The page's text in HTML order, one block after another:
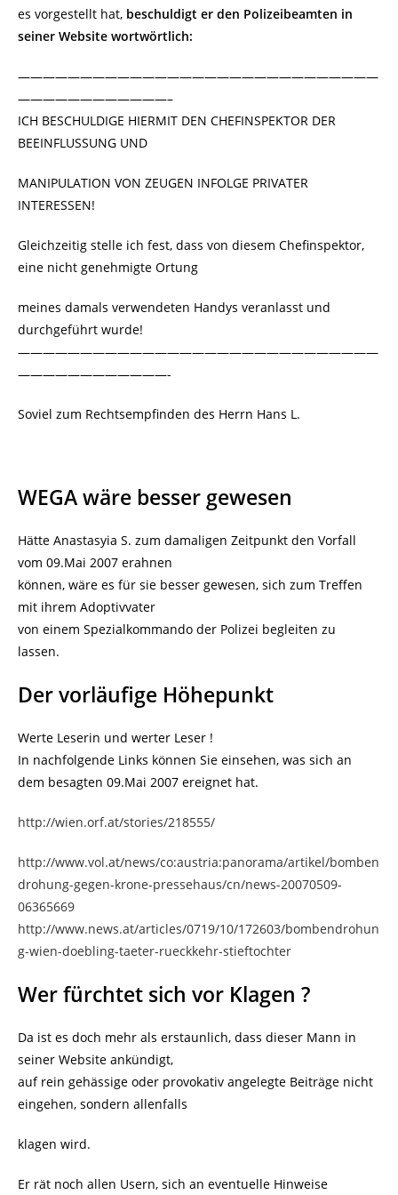
es vorgestellt hat, beschuldigt er den Polizeibeamten in
seiner Website wortwörtlich:
—————————————————————————————
————————————–
ICH BESCHULDIGE HIERMIT DEN CHEFINSPEKTOR DER
BEEINFLUSSUNG UND
MANIPULATION VON ZEUGEN INFOLGE PRIVATER
INTERESSEN!
Gleichzeitig stelle ich fest, dass von diesem Chefinspektor,
eine nicht genehmigte Ortung
meines damals verwendeten Handys veranlasst und
durchgeführt wurde!
—————————————————————————————
————————————-
Soviel zum Rechtsempfinden des Herrn Hans L.
WEGA wäre besser gewesen
Hätte Anastasyia S. zum damaligen Zeitpunkt den Vorfall
vom 09.Mai 2007 erahnen
können, wäre es für sie besser gewesen, sich zum Treffen
mit ihrem Adoptivvater
von einem Spezialkommando der Polizei begleiten zu
lassen.
Der vorläufige Höhepunkt
Werte Leserin und werter Leser !
In nachfolgende Links können Sie einsehen, was sich an
dem besagten 09.Mai 2007 ereignet hat.
http://wien.orf.at/stories/218555/
http://www.vol.at/news/co:austria:panorama/artikel/bomben
drohung-gegen-krone-pressehaus/cn/news-20070509-
06365669
http://www.news.at/articles/0719/10/172603/bombendrohun
g-wien-doebling-taeter-rueckkehr-stieftochter
Wer fürchtet sich vor Klagen ?
Da ist es doch mehr als erstaunlich, dass dieser Mann in
seiner Website ankündigt,
auf rein gehässige oder provokativ angelegte Beiträge nicht
eingehen, sondern allenfalls
klagen wird.
Er rät noch allen Usern, sich an eventuelle Hinweise